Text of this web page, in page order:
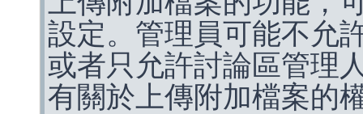
設定。管理員可能不允
或者只允許討論區管理
有關於上傳附加檔案的